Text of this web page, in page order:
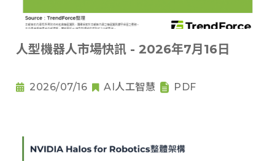
人型機器人市場快訊 - 2026年7月16日
2026/07/16 AI人工智慧 PDF